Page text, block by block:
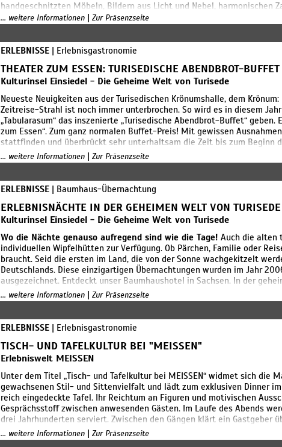
handgeschnitzten Möbeln, Bildern aus Licht und Nebel, harmonischen
gleichzeitig sinnlich in Größe und Form.
Übernachterbonus: Erwachsene: 59,00€ | Kinder (4-14 Jahre): 15,00€
PRIVATE FEIERN IM KRÖNUM?Sie planen eine Geburtstagsfeier, eine
exklusiv möglich!
... weitere Informationen | Zur Präsenzseite
ERLEBNISSE | Erlebnisgastronomie
THEATER ZUM ESSEN: TURISEDISCHE ABENDBROT-BUFFET
Kulturinsel Einsiedel - Die Geheime Welt von Turisede
Neueste Neuigkeiten aus der Turisedischen Krönumshalle, dem
Zeitreise-Strahl ist noch immer unterbrochen. So wird es in diesem
„Tabularasum“ das inszenierte „Turisedische Abendbrot-Buffet“
zum Essen“. Zum ganz normalen Buffet-Preis! Mit gewissen
stattfinden und überbrückt sehr unterhaltsam die Zeit bis zum Beginn
Kannibalenkessel, Geisterstunde oder Mitternachtsabenteuer.
... weitere Informationen | Zur Präsenzseite
ERLEBNISSE | Baumhaus-Übernachtung
ERLEBNISNÄCHTE IN DER GEHEIMEN WELT VON TURISEDE
Kulturinsel Einsiedel - Die Geheime Welt von Turisede
Wo die Nächte genauso aufregend sind wie die Tage! Auch die alten
individuellen Wipfelhütten zur Verfügung. Ob Pärchen, Familie oder
braucht. Seid die ersten im Land, die von der Sonne wachgekitzelt
Deutschlands. Diese einzigartigen Übernachtungen wurden im Jahr
ausgezeichnet. Entdeckt unser Baumhaushotel in Sachsen. In der
Umgebung, wo einst die Hochkultur der Turiseder lebte, ist so viel zu
Glück warten hier auch atemberaubende Nächte auf euch, denn schon
turisedischen Feten und Feste besuchen. Dort steppt das Yak! Was
einem Baum zu verbringen? Wenn die Blätter im Wind rascheln und
das du nie vergessen wirst.
... weitere Informationen | Zur Präsenzseite
ERLEBNISSE | Erlebnisgastronomie
TISCH- UND TAFELKULTUR BEI "MEISSEN"
Erlebniswelt MEISSEN
Unter dem Titel „Tisch- und Tafelkultur bei MEISSEN“ widmet sich die
gewachsenen Stil- und Sittenvielfalt und lädt zum exklusiven Dinner
reich eingedeckte Tafel. Ihr Reichtum an Figuren und motivischen
Gesprächsstoff zwischen anwesenden Gästen. Im Laufe des Abends
drei Jahrhunderten serviert. Zwischen den Gängen klärt ein Gastgeber
erläutert, wie die Manufaktur diese zu allen Zeiten prägte. Das Drei-
unterhaltsamen Einblick in die Tisch- und Tafelkultur. Im Preis
... weitere Informationen | Zur Präsenzseite